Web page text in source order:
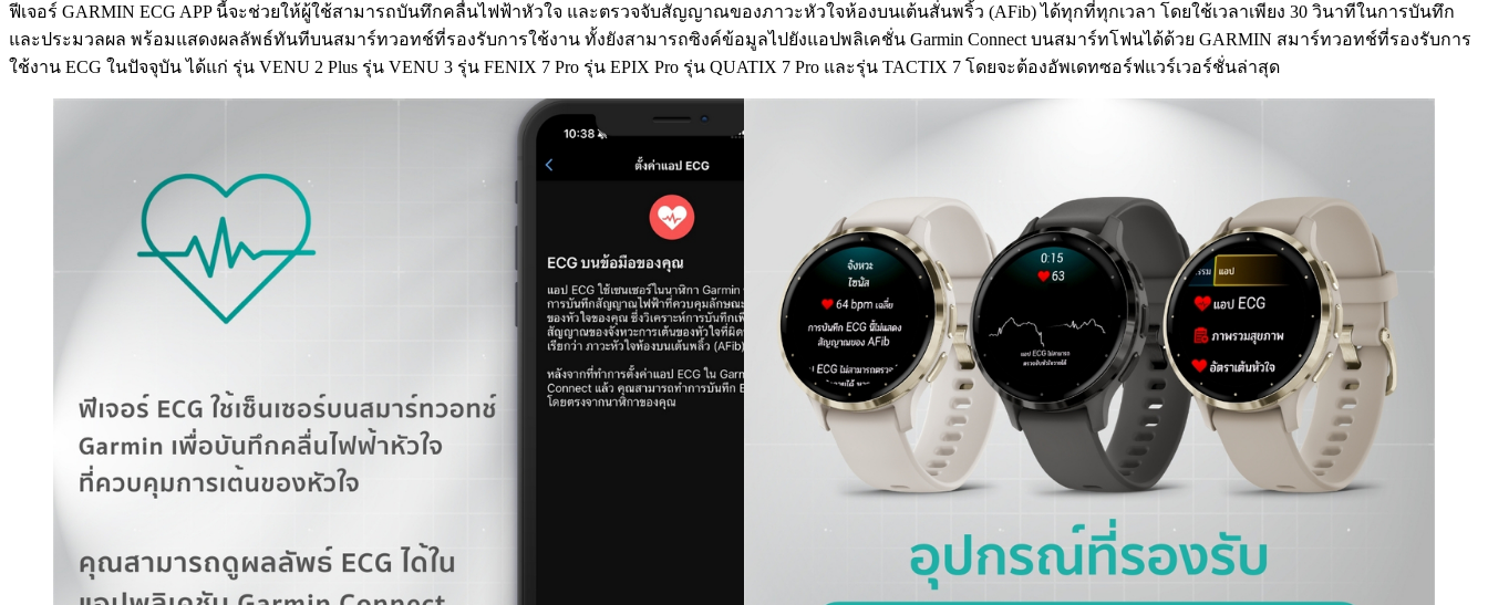
ฟีเจอร์ GARMIN ECG APP นี้จะช่วยให้ผู้ใช้สามารถบันทึกคลื่นไฟฟ้าหัวใจ และตรวจจับสัญญาณของภาวะหัวใจห้องบนเต้นสั่นพริ้ว (AFib) ได้ทุกที่ทุกเวลา โดยใช้เวลาเพียง 30 วินาทีในการบันทึก
และประมวลผล พร้อมแสดงผลลัพธ์ทันทีบนสมาร์ทวอทช์ที่รองรับการใช้งาน ทั้งยังสามารถซิงค์ข้อมูลไปยังแอปพลิเคชั่น Garmin Connect บนสมาร์ทโฟนได้ด้วย GARMIN สมาร์ทวอทช์ที่รองรับการ
ใช้งาน ECG ในปัจจุบัน ได้แก่ รุ่น VENU 2 Plus รุ่น VENU 3 รุ่น FENIX 7 Pro รุ่น EPIX Pro รุ่น QUATIX 7 Pro และรุ่น TACTIX 7 โดยจะต้องอัพเดทซอร์ฟแวร์เวอร์ชั่นล่าสุด